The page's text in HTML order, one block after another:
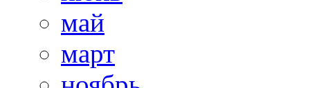
май
март